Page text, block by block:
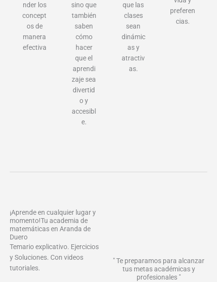
nder los
concept
os de
manera
efectiva
sino que
también
saben
cómo
hacer
que el
aprendi
zaje sea
divertid
o y
accesibl
e.
que las
clases
sean
dinámic
as y
atractiv
as.
preferen
cias.
¡Aprende en cualquier lugar y
momento!Tu academia de
matemáticas en Aranda de
Duero
Temario explicativo. Ejercicios
y Soluciones. Con videos
tutoriales.
" Te preparamos para alcanzar
tus metas académicas y
profesionales "